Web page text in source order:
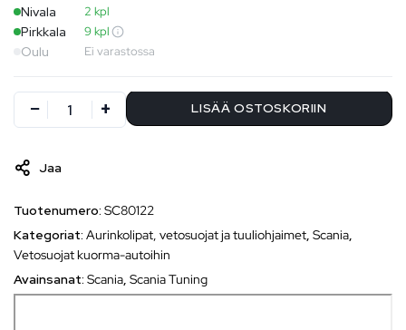
Nivala 2 kpl
Pirkkala 9 kpl
Oulu Ei varastossa
LISÄÄ OSTOSKORIIN
Jaa
Tuotenumero: SC80122
Kategoriat: Aurinkolipat, vetosuojat ja tuuliohjaimet, Scania,
Vetosuojat kuorma-autoihin
Avainsanat: Scania, Scania Tuning